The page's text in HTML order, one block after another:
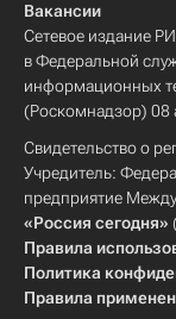
Вакансии
Сетевое издание
в Федеральной
информационных
(Роскомнадзор) 08
Свидетельство о
Учредитель:
предприятие
«Россия сегодня»
Правила
Политика
Правила